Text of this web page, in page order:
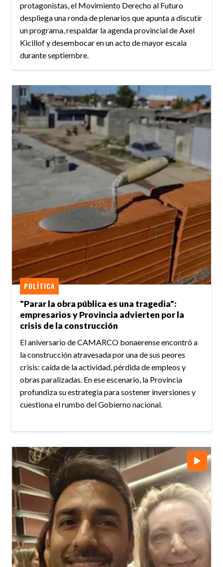
protagonistas, el Movimiento Derecho al Futuro
despliega una ronda de plenarios que apunta a discutir
un programa, respaldar la agenda provincial de Axel
Kicillof y desembocar en un acto de mayor escala
durante septiembre.
"Parar la obra pública es una tragedia":
empresarios y Provincia advierten por la
crisis de la construcción
POLÍTICA
El aniversario de CAMARCO bonaerense encontró a
la construcción atravesada por una de sus peores
crisis: caída de la actividad, pérdida de empleos y
obras paralizadas. En ese escenario, la Provincia
profundiza su estrategia para sostener inversiones y
cuestiona el rumbo del Gobierno nacional.